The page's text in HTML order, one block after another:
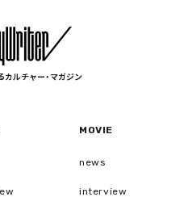
カルチャー・マガジン
MOVIE
news
interview